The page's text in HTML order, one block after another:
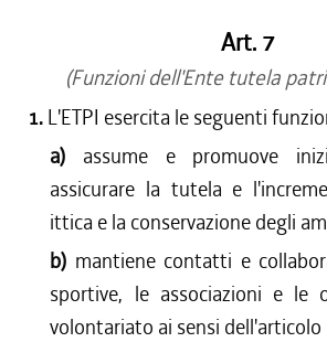
Art. 7
(Funzioni dell'Ente tutela
1. L'ETPI esercita le seguenti
a) assume e promuove
assicurare la tutela e
ittica e la conservazione degli
b) mantiene contatti e
sportive, le associazioni e le
volontariato ai sensi dell'articolo